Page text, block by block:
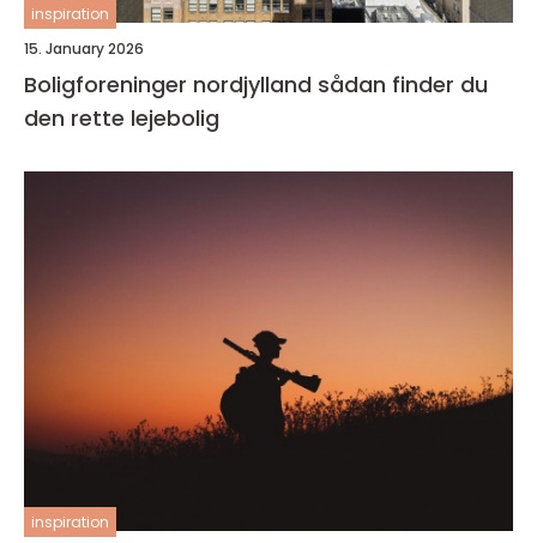
inspiration
15. January 2026
Boligforeninger nordjylland sådan finder du
den rette lejebolig
inspiration